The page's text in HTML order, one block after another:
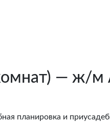
— ж/м
планировка и